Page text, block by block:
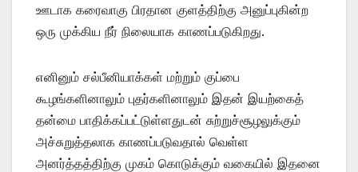
ஊடாக கரைவாகு பிரதான குளத்திற்கு அனுப்புகின்ற
ஒரு முக்கிய நீர் நிலையாக காணப்படுகிறது.
எனினும் சல்பீனியாக்கள் மற்றும் குப்பை
கூழங்களினாலும் புதர்களினாலும் இதன் இயற்கைத்
தன்மை பாதிக்கப்பட்டுள்ளதுடன் சுற்றுச்சூழலுக்கும்
அச்சுறுத்தலாக காணப்படுவதால் வெள்ள
அனர்த்தத்திற்கு முகம் கொடுக்கும் வகையில் இதனை